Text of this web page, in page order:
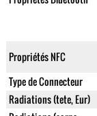
Propriétés NFC
Type de Connecteur
Radiations (tete, Eur)